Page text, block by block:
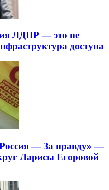
ЛДПР — это не
доступа
— За правду» —
Ларисы Егоровой